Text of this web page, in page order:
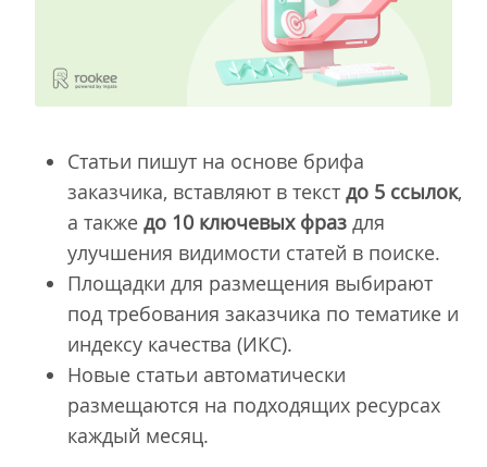
Статьи пишут на основе брифа
заказчика, вставляют в текстдо 5 ссылок,
а такжедо 10 ключевых фраз для
улучшения видимости статей в поиске.
Площадки для размещения выбирают
под требования заказчика по тематике и
индексу качества (ИКС).
Новые статьи автоматически
размещаются на подходящих ресурсах
каждый месяц.